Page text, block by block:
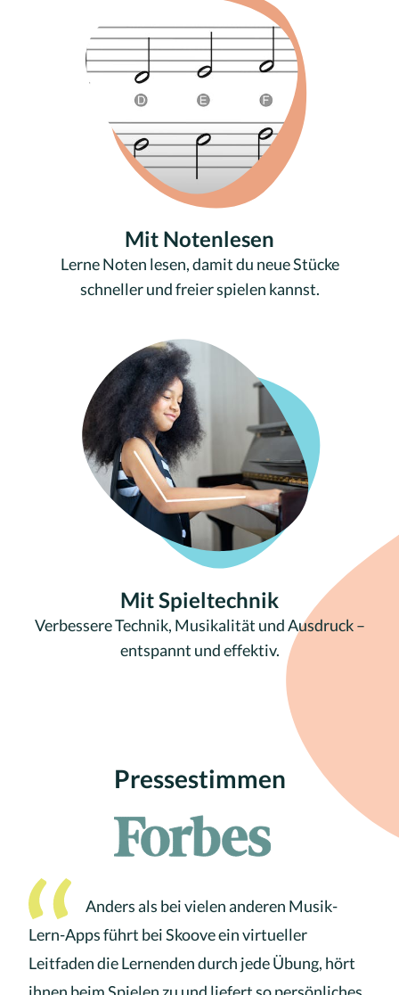
Mit Notenlesen
Lerne Noten lesen, damit du neue Stücke
schneller und freier spielen kannst.
Mit Spieltechnik
Verbessere Technik, Musikalität und Ausdruck –
entspannt und effektiv.
Pressestimmen
Anders als bei vielen anderen Musik-
Lern-Apps führt bei Skoove ein virtueller
Leitfaden die Lernenden durch jede Übung, hört